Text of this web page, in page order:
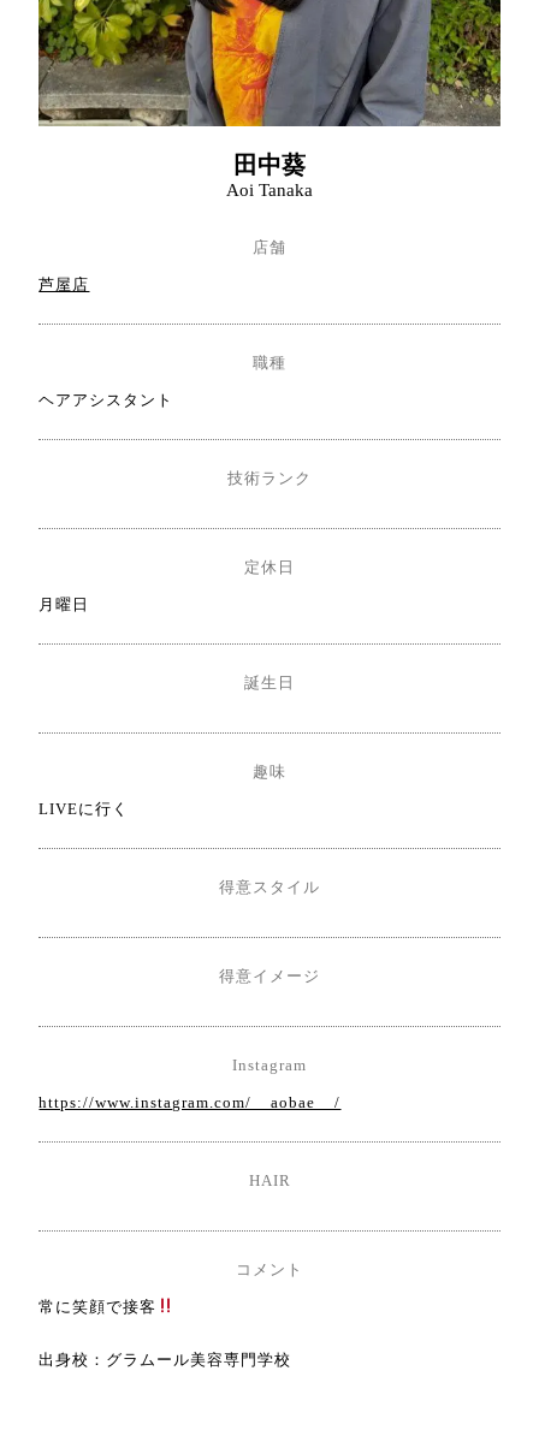
田中葵
Aoi Tanaka
店舗
芦屋店
職種
ヘアアシスタント
技術ランク
定休日
月曜日
誕生日
趣味
LIVEに行く
得意スタイル
得意イメージ
Instagram
https://www.instagram.com/__aobae__/
HAIR
コメント
常に笑顔で接客
出身校：グラムール美容専門学校